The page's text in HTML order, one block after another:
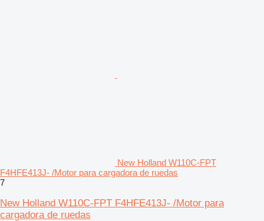
New Holland W110C-FPT
F4HFE413J- /Motor para cargadora de ruedas
7
New Holland W110C-FPT F4HFE413J- /Motor para
cargadora de ruedas